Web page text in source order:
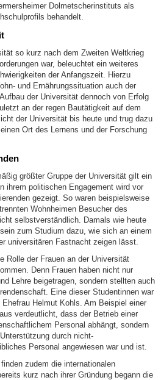
Dolmetscherinstituts als
behandelt.
so kurz nach dem Zweiten Weltkrieg
war, beleuchtet ein weiteres
der Anfangszeit. Hierzu
und Ernährungssituation auch der
der Universität dennoch von Erfolg
an der regen Bautätigkeit auf dem
der Universität bis heute und trug dazu
Ort des Lernens und der Forschung
größter Gruppe der Universität gilt ein
ihrem politischen Engagement wird vor
gezeigt. So waren beispielsweise
Wohnheimen Besucher des
selbstverständlich. Damals wie heute
zum Studium dazu, wie sich an einem
universitären Fastnacht zeigen lässt.
Rolle der Frauen an der Universität
Denn Frauen haben nicht nur
Lehre beigetragen, sondern stellten auch
Eine dieser Studentinnen war
Ehefrau Helmut Kohls. Am Beispiel einer
verdeutlicht, dass der Betrieb einer
Personal abhängt, sondern
durch nicht-
Personal angewiesen war und ist.
zudem die internationalen
kurz nach ihrer Gründung begann die